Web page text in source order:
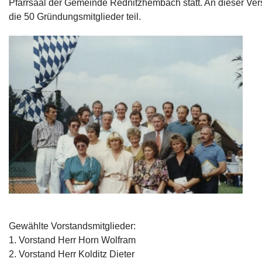
Pfarrsaal der Gemeinde Rednitzhembach statt. An dieser
die 50 Gründungsmitglieder teil.
Gewählte Vorstandsmitglieder:
1. Vorstand Herr Horn Wolfram
2. Vorstand Herr Kolditz Dieter